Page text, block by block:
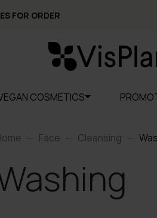
FOR ORDER
COSMETICS
Face Cleansing